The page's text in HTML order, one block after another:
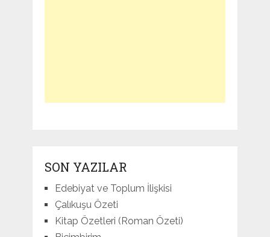
SON YAZILAR
Edebiyat ve Toplum İlişkisi
Çalıkuşu Özeti
Kitap Özetleri (Roman Özeti)